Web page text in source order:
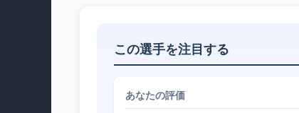
この選手を注目する
あなたの評価